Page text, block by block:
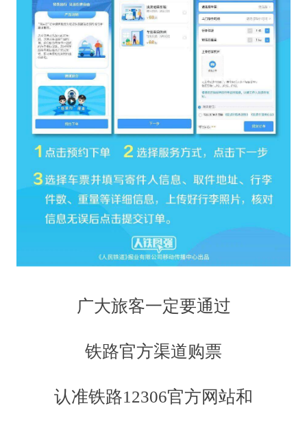
广大旅客一定要通过
铁路官方渠道购票
认准铁路12306官方网站和